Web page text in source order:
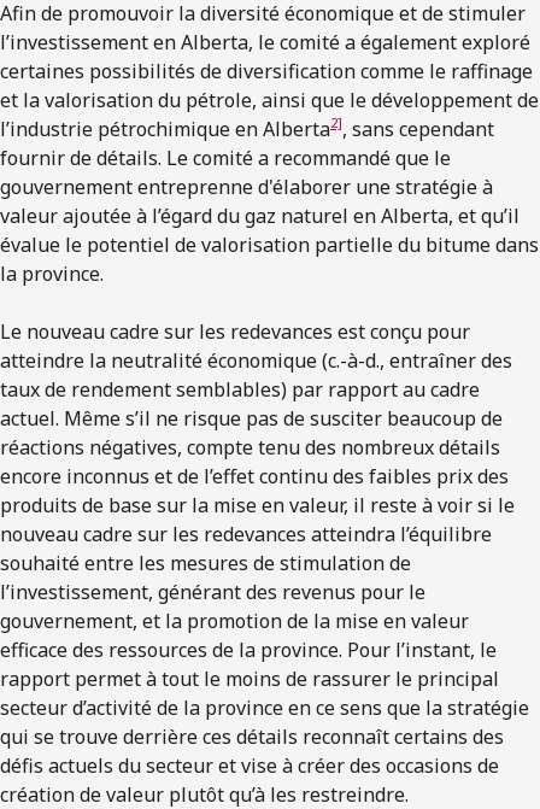
Afin de promouvoir la diversité économique et de stimuler
l’investissement en Alberta, le comité a également exploré
certaines possibilités de diversification comme le raffinage
et la valorisation du pétrole, ainsi que le développement de
l’industrie pétrochimique en Alberta2], sans cependant
fournir de détails. Le comité a recommandé que le
gouvernement entreprenne d'élaborer une stratégie à
valeur ajoutée à l’égard du gaz naturel en Alberta, et qu’il
évalue le potentiel de valorisation partielle du bitume dans
la province.
Le nouveau cadre sur les redevances est conçu pour
atteindre la neutralité économique (c.-à-d., entraîner des
taux de rendement semblables) par rapport au cadre
actuel. Même s’il ne risque pas de susciter beaucoup de
réactions négatives, compte tenu des nombreux détails
encore inconnus et de l’effet continu des faibles prix des
produits de base sur la mise en valeur, il reste à voir si le
nouveau cadre sur les redevances atteindra l’équilibre
souhaité entre les mesures de stimulation de
l’investissement, générant des revenus pour le
gouvernement, et la promotion de la mise en valeur
efficace des ressources de la province. Pour l’instant, le
rapport permet à tout le moins de rassurer le principal
secteur d’activité de la province en ce sens que la stratégie
qui se trouve derrière ces détails reconnaît certains des
défis actuels du secteur et vise à créer des occasions de
création de valeur plutôt qu’à les restreindre.